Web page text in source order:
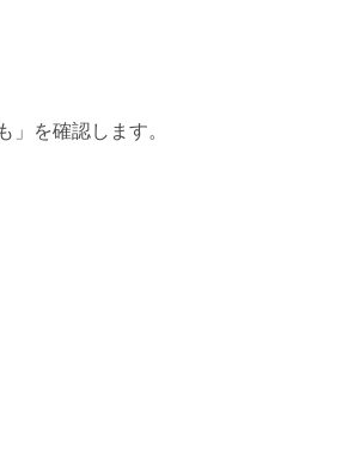
」を確認します。